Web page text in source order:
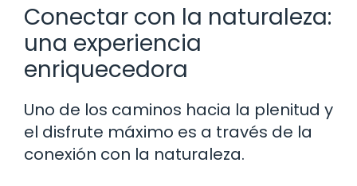
Conectar con la naturaleza:
una experiencia
enriquecedora
Uno de los caminos hacia la plenitud y
el disfrute máximo es a través de la
conexión con la naturaleza.